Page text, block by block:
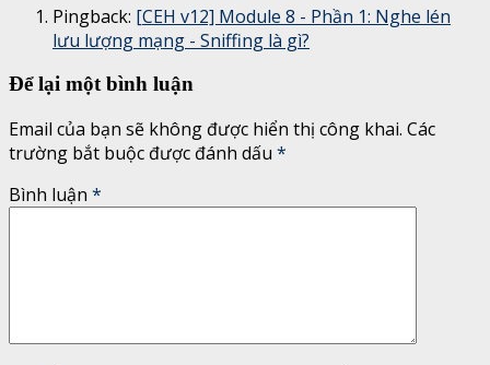
Pingback: [CEH v12] Module 8 - Phần 1: Nghe lén
lưu lượng mạng - Sniffing là gì?
Để lại một bình luận
Email của bạn sẽ không được hiển thị công khai. Các
trường bắt buộc được đánh dấu *
Bình luận *